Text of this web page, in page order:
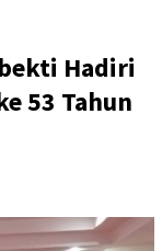
Hadiri
53 Tahun